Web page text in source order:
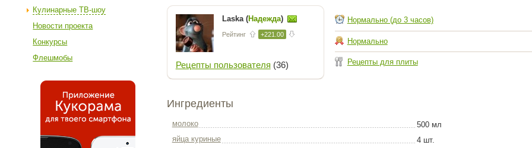
Кулинарные ТВ-шоу
Новости проекта
Конкурсы
Флешмобы
Laska (Надежда)
Рейтинг +221.00
Рецепты пользователя (36)
Нормально (до 3 часов)
Нормально
Рецепты для плиты
Ингредиенты
молоко
500 мл
яйца куриные
4 шт.